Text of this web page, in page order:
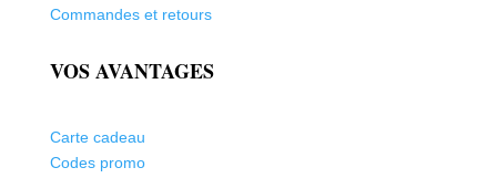
Commandes et retours
VOS AVANTAGES
Carte cadeau
Codes promo